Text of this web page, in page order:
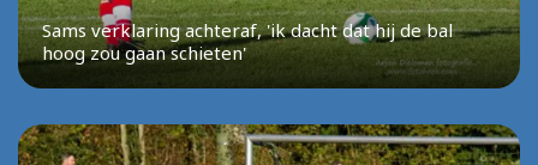
Sams verklaring achteraf, 'ik dacht dat hij de bal
hoog zou gaan schieten'